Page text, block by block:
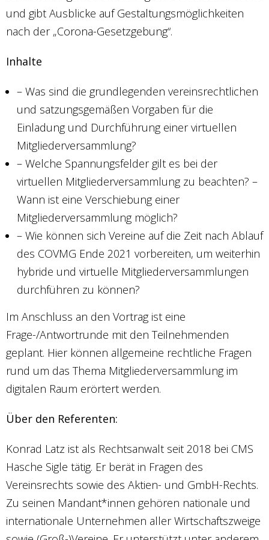
und gibt Ausblicke auf Gestaltungsmöglichkeiten
nach der „Corona-Gesetzgebung“.
Inhalte
– Was sind die grundlegenden vereinsrechtlichen
und satzungsgemäßen Vorgaben für die
Einladung und Durchführung einer virtuellen
Mitgliederversammlung?
– Welche Spannungsfelder gilt es bei der
virtuellen Mitgliederversammlung zu beachten? –
Wann ist eine Verschiebung einer
Mitgliederversammlung möglich?
– Wie können sich Vereine auf die Zeit nach Ablauf
des COVMG Ende 2021 vorbereiten, um weiterhin
hybride und virtuelle Mitgliederversammlungen
durchführen zu können?
Im Anschluss an den Vortrag ist eine
Frage-/Antwortrunde mit den Teilnehmenden
geplant. Hier können allgemeine rechtliche Fragen
rund um das Thema Mitgliederversammlung im
digitalen Raum erörtert werden.
Über den Referenten:
Konrad Latz ist als Rechtsanwalt seit 2018 bei CMS
Hasche Sigle tätig. Er berät in Fragen des
Vereinsrechts sowie des Aktien- und GmbH-Rechts.
Zu seinen Mandant*innen gehören nationale und
internationale Unternehmen aller Wirtschaftszweige